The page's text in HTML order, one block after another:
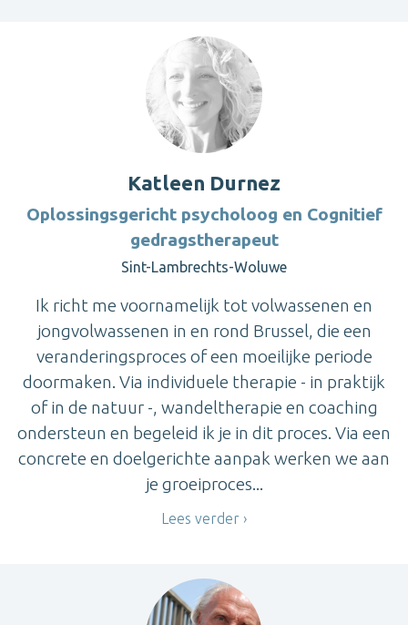
Katleen Durnez
Oplossingsgericht psycholoog en Cognitief
gedragstherapeut
Sint-Lambrechts-Woluwe
Ik richt me voornamelijk tot volwassenen en
jongvolwassenen in en rond Brussel, die een
veranderingsproces of een moeilijke periode
doormaken. Via individuele therapie - in praktijk
of in de natuur -, wandeltherapie en coaching
ondersteun en begeleid ik je in dit proces. Via een
concrete en doelgerichte aanpak werken we aan
je groeiproces...
Lees verder